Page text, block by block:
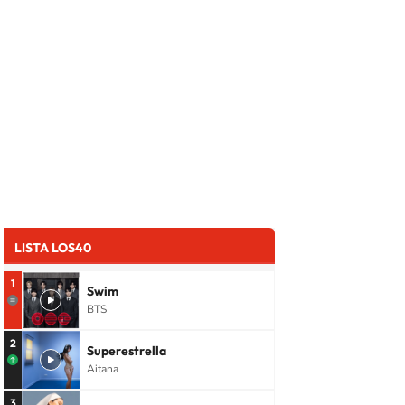
LISTA LOS40
1 Swim
BTS
2 Superestrella
Aitana